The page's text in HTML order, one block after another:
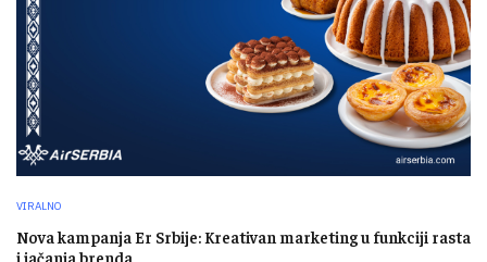
VIRALNO
Nova kampanja Er Srbije: Kreativan marketing u funkciji rasta
i jačanja brenda